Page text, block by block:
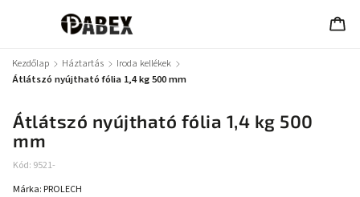
Kezdőlap / Háztartás / Iroda kellékek /
Átlátszó nyújtható fólia 1,4 kg 500 mm
Átlátszó nyújtható fólia 1,4 kg 500
mm
Kód: 9521-
Márka: PROLECH